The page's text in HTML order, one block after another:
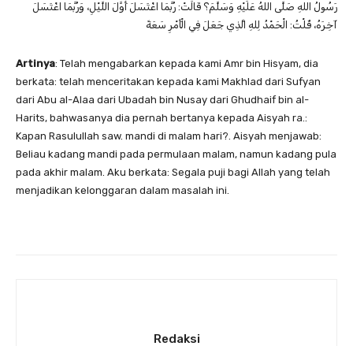
رَسُولُ اللهِ صَلَّى اللهُ عَلَيْهِ وَسَلَّمَ؟ قَالَتْ: رُبَّمَا اغْتَسَلَ أَوَّلَ اللَّيْلِ، وَرُبَّمَا اغْتَسَلَ
آخِرَهُ، قُلْتُ: الْحَمْدُ لِلهِ الَّذِي جَعَلَ فِي الْأَمْرِ سَعَةً
Artinya: Telah mengabarkan kepada kami Amr bin Hisyam, dia
berkata: telah menceritakan kepada kami Makhlad dari Sufyan
dari Abu al-Alaa dari Ubadah bin Nusay dari Ghudhaif bin al-
Harits, bahwasanya dia pernah bertanya kepada Aisyah ra.:
Kapan Rasulullah saw. mandi di malam hari?. Aisyah menjawab:
Beliau kadang mandi pada permulaan malam, namun kadang pula
pada akhir malam. Aku berkata: Segala puji bagi Allah yang telah
menjadikan kelonggaran dalam masalah ini.
Redaksi